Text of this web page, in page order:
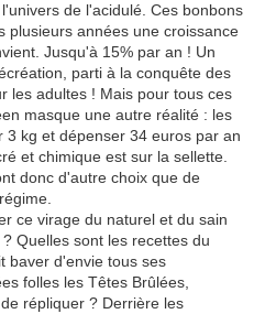
de l'acidulé. Ces bonbons
plusieurs années une croissance
Jusqu'à 15% par an ! Un
parti à la conquête des
les adultes ! Mais pour tous ces
masque une autre réalité : les
3 kg et dépenser 34 euros par an
et chimique est sur la sellette.
donc d'autre choix que de
ce virage du naturel et du sain
Quelles sont les recettes du
baver d'envie tous ses
folles les Têtes Brûlées,
répliquer ? Derrière les